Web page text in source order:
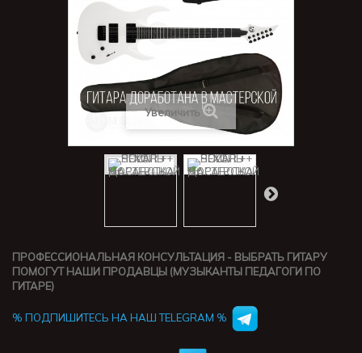
Увеличить
ПРОФЕССИОНАЛЬНАЯ КОНСУЛЬТАЦИЯ - ВЫБРАТЬ ГИТАРУ
ПОМОГУТ НАШИ ПРОДАВЦЫ (МУЗЫКАНТЫ ПЕДАГОГИ ПО
ГИТАРЕ)
% ПОДПИШИТЕСЬ НА НАШ TELEGRAM %